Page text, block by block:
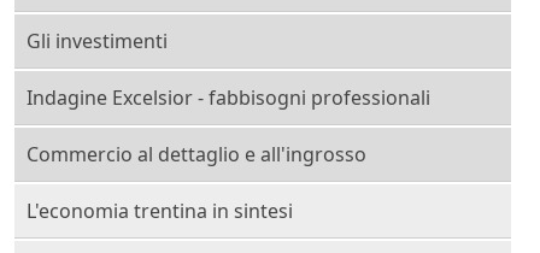
Gli investimenti
Indagine Excelsior - fabbisogni professionali
Commercio al dettaglio e all'ingrosso
L'economia trentina in sintesi